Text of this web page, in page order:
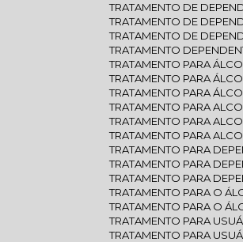
TRATAMENTO DE
TRATAMENTO DE
TRATAMENTO DE
TRATAMENTO
TRATAMENTO PARA
TRATAMENTO PARA
TRATAMENTO PARA
TRATAMENTO PARA
TRATAMENTO PARA
TRATAMENTO PARA
TRATAMENTO PARA
TRATAMENTO PARA
TRATAMENTO PARA
TRATAMENTO PARA O
TRATAMENTO PARA O
TRATAMENTO PARA
TRATAMENTO PARA